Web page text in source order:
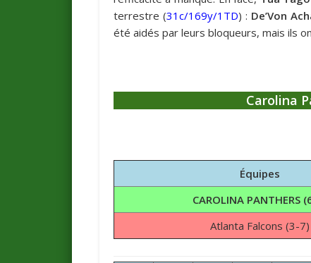
terrestre (31c/169y/1TD) : De’Von
été aidés par leurs bloqueurs, mais ils
Carolina
Équipes
CAROLINA PANTHERS
Atlanta Falcons (3-7)